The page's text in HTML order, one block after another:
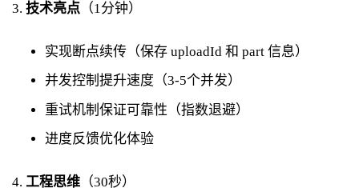
技术亮点 （1分钟）
实现断点续传（保存 uploadId 和 part 信息）
并发控制提升速度（3-5个并发）
重试机制保证可靠性（指数退避）
进度反馈优化体验
工程思维 （30秒）